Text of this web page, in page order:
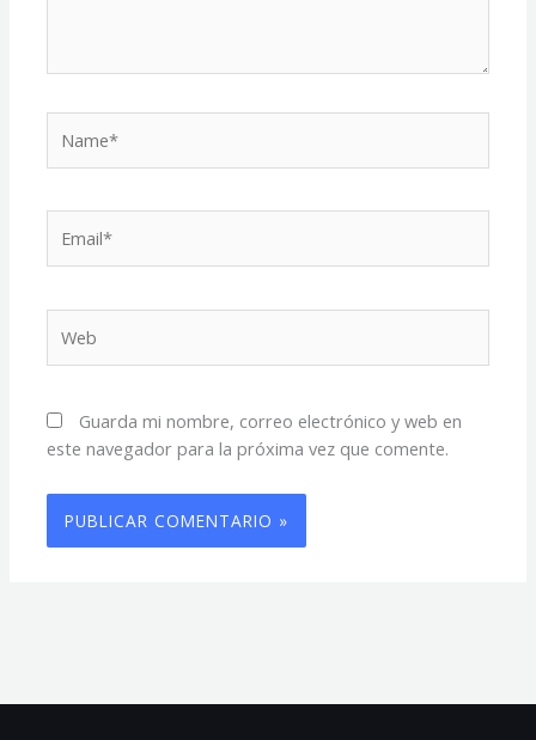
Guarda mi nombre, correo electrónico y web en
este navegador para la próxima vez que comente.